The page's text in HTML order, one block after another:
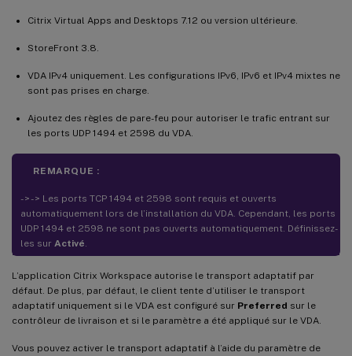
Citrix Virtual Apps and Desktops 7.12 ou version ultérieure.
StoreFront 3.8.
VDA IPv4 uniquement. Les configurations IPv6, IPv6 et IPv4 mixtes ne
sont pas prises en charge.
Ajoutez des règles de pare-feu pour autoriser le trafic entrant sur
les ports UDP 1494 et 2598 du VDA.
REMARQUE :
- > - > Les ports TCP 1494 et 2598 sont requis et ouverts
automatiquement lors de l’installation du VDA. Cependant, les ports
UDP 1494 et 2598 ne sont pas ouverts automatiquement. Définissez-
les sur Activé.
L’application Citrix Workspace autorise le transport adaptatif par
défaut. De plus, par défaut, le client tente d’utiliser le transport
adaptatif uniquement si le VDA est configuré sur Preferred sur le
contrôleur de livraison et si le paramètre a été appliqué sur le VDA.
Vous pouvez activer le transport adaptatif à l’aide du paramètre de